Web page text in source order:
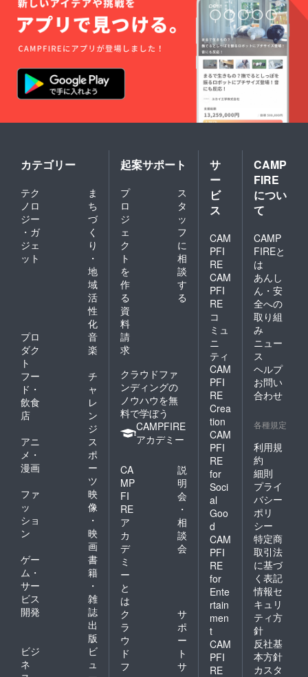
カテゴリー
テク
ノロ
ジー
・ガ
ジェ
ット
ま
ち
づ
く
り
・
地
域
活
性
化
プロ
ダク
ト
音
楽
フー
ド・
飲食
店
チ
ャ
レ
ン
ジ
アニ
メ・
漫画
ス
ポ
ー
ツ
ファ
ッ
ショ
ン
映
像
・
映
画
ゲー
ム・
サー
ビス
開発
書
籍
・
雑
誌
出
版
ビジ
ネ
ビ
ュ
起案サポート
プ
ロ
ジ
ェ
ク
ト
を
作
る
ス
タ
ッ
フ
に
相
談
す
る
資
料
請
求
クラウドファ
ンディングの
ノウハウを無
料で学ぼう
CAMPFIRE
アカデミー
CA
MP
FI
RE
ア
カ
デ
ミ
ー
と
は
説
明
会
・
相
談
会
ク
ラ
ウ
ド
フ
サ
ポ
ー
ト
サ
サ
ー
ビ
ス
CAM
PFI
RE
CAM
PFI
RE
コ
ミュ
ニ
ティ
CAM
PFI
RE
Crea
tion
CAM
PFI
RE
for
Soci
al
Goo
d
CAM
PFI
RE
for
Ente
rtain
men
t
CAM
PFI
RE
CAMP
FIRE
につい
て
CAMP
FIREと
は
あんし
ん・安
全への
取り組
み
ニュー
ス
ヘルプ
お問い
合わせ
各種規定
利用規
約
細則
プライ
バシー
ポリ
シー
特定商
取引法
に基づ
く表記
情報セ
キュリ
ティ方
針
反社基
本方針
カスタ